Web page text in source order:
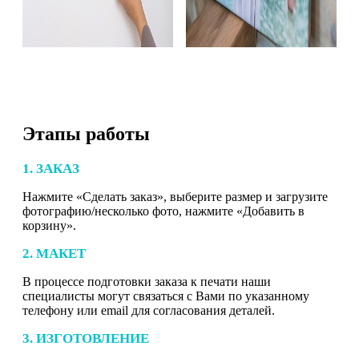
Этапы работы
1. ЗАКАЗ
Нажмите «Сделать заказ», выберите размер и загрузите
фотографию/несколько фото, нажмите «Добавить в
корзину».
2. МАКЕТ
В процессе подготовки заказа к печати наши
специалисты могут связаться с Вами по указанному
телефону или email для согласования деталей.
3. ИЗГОТОВЛЕНИЕ